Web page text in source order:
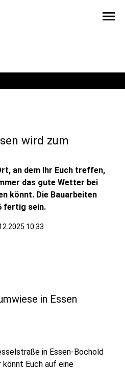
menu
wird zum
an dem Ihr Euch treffen,
das gute Wetter bei
könnt. Die Bauarbeiten
fertig sein.
10:33
in Essen
in Essen-Bochold
Euch auf eine